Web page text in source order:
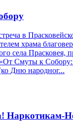
в
храма
села Прасковея,
Смуты к Собору:
Дню народног...
Наркотикам-